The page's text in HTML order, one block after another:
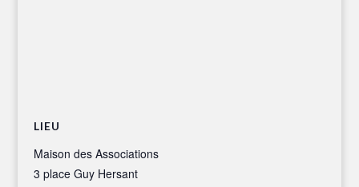
LIEU
Maison des Associations
3 place Guy Hersant